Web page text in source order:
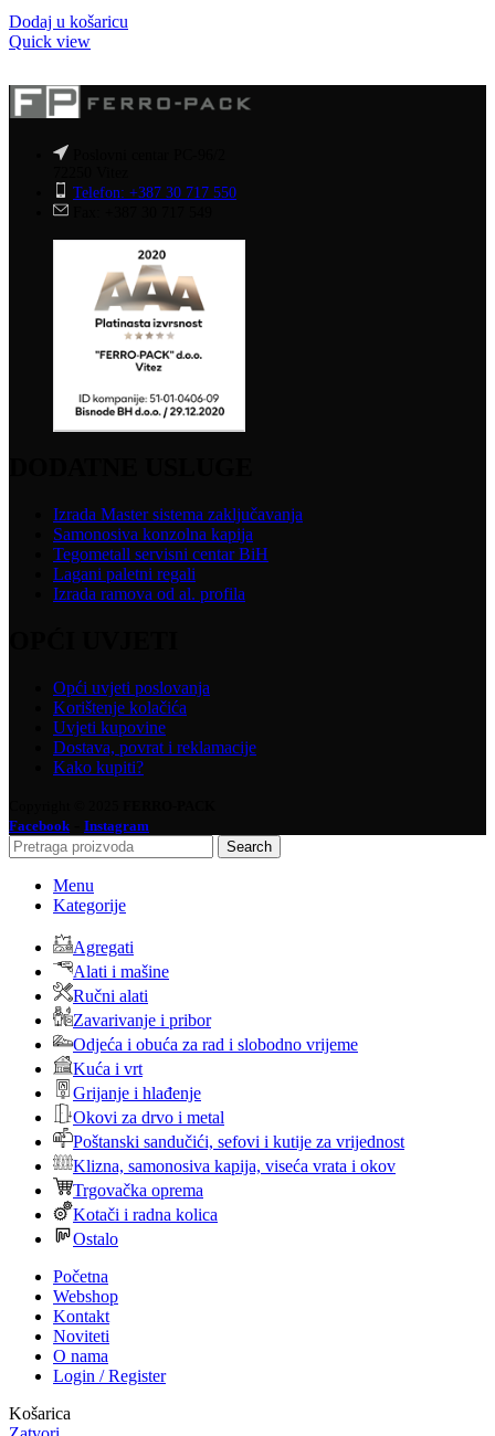
Dodaj u košaricu
Quick view
Telefon: +387 30 717 550
Izrada Master sistema zaključavanja
Samonosiva konzolna kapija
Tegometall servisni centar BiH
Lagani paletni regali
Izrada ramova od al. profila
Opći uvjeti poslovanja
Korištenje kolačića
Uvjeti kupovine
Dostava, povrat i reklamacije
Kako kupiti?
Facebook
Instagram
Search
Menu
Kategorije
Agregati
Alati i mašine
Ručni alati
Zavarivanje i pribor
Odjeća i obuća za rad i slobodno vrijeme
Kuća i vrt
Grijanje i hlađenje
Okovi za drvo i metal
Poštanski sandučići, sefovi i kutije za vrijednost
Klizna, samonosiva kapija, viseća vrata i okov
Trgovačka oprema
Kotači i radna kolica
Ostalo
Početna
Webshop
Kontakt
Noviteti
O nama
Login / Register
Košarica